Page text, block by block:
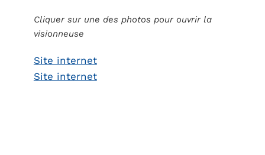
Cliquer sur une des photos pour ouvrir la
visionneuse
Site internet
Site internet